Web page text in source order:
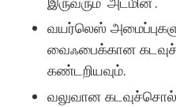
வயர்லெஸ்
வைஃபைக்கான
கண்டறியவும்.
வலுவான